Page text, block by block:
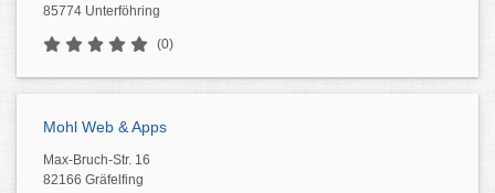
85774 Unterföhring
(0)
Mohl Web & Apps
Max-Bruch-Str. 16
82166 Gräfelfing